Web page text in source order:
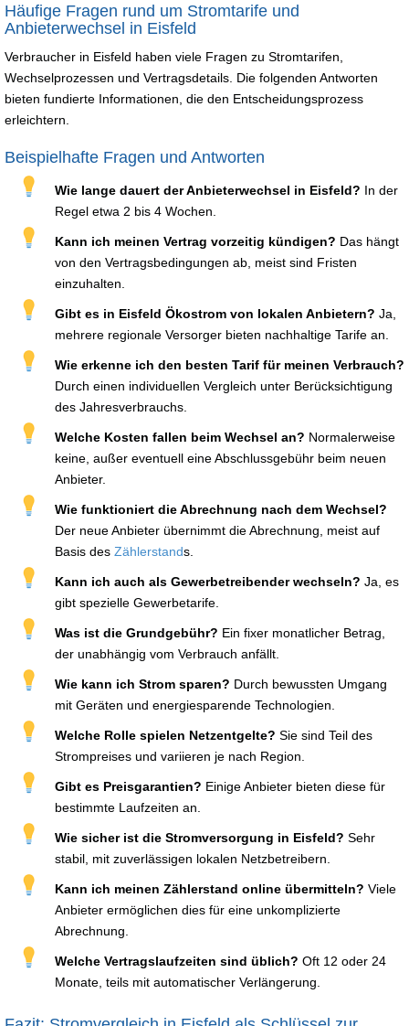
Häufige Fragen rund um Stromtarife und
Anbieterwechsel in Eisfeld
Verbraucher in Eisfeld haben viele Fragen zu Stromtarifen,
Wechselprozessen und Vertragsdetails. Die folgenden Antworten
bieten fundierte Informationen, die den Entscheidungsprozess
erleichtern.
Beispielhafte Fragen und Antworten
Wie lange dauert der Anbieterwechsel in Eisfeld? In der
Regel etwa 2 bis 4 Wochen.
Kann ich meinen Vertrag vorzeitig kündigen? Das hängt
von den Vertragsbedingungen ab, meist sind Fristen
einzuhalten.
Gibt es in Eisfeld Ökostrom von lokalen Anbietern? Ja,
mehrere regionale Versorger bieten nachhaltige Tarife an.
Wie erkenne ich den besten Tarif für meinen Verbrauch?
Durch einen individuellen Vergleich unter Berücksichtigung
des Jahresverbrauchs.
Welche Kosten fallen beim Wechsel an? Normalerweise
keine, außer eventuell eine Abschlussgebühr beim neuen
Anbieter.
Wie funktioniert die Abrechnung nach dem Wechsel?
Der neue Anbieter übernimmt die Abrechnung, meist auf
Basis des Zählerstands.
Kann ich auch als Gewerbetreibender wechseln? Ja, es
gibt spezielle Gewerbetarife.
Was ist die Grundgebühr? Ein fixer monatlicher Betrag,
der unabhängig vom Verbrauch anfällt.
Wie kann ich Strom sparen? Durch bewussten Umgang
mit Geräten und energiesparende Technologien.
Welche Rolle spielen Netzentgelte? Sie sind Teil des
Strompreises und variieren je nach Region.
Gibt es Preisgarantien? Einige Anbieter bieten diese für
bestimmte Laufzeiten an.
Wie sicher ist die Stromversorgung in Eisfeld? Sehr
stabil, mit zuverlässigen lokalen Netzbetreibern.
Kann ich meinen Zählerstand online übermitteln? Viele
Anbieter ermöglichen dies für eine unkomplizierte
Abrechnung.
Welche Vertragslaufzeiten sind üblich? Oft 12 oder 24
Monate, teils mit automatischer Verlängerung.